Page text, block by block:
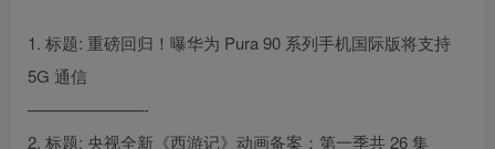
1. 标题: 重磅回归！曝华为 Pura 90 系列手机国际版将支持
5G 通信
———————-
2. 标题: 央视全新《西游记》动画备案：第一季共 26 集